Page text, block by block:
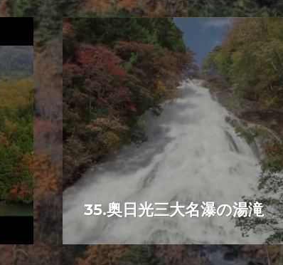
35.奥日光三大名瀑の湯滝